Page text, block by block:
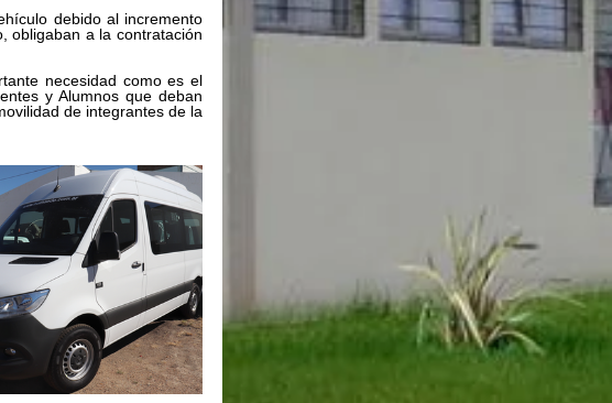
debido al incremento
obligaban a la contratación
necesidad como es el
y Alumnos que deban
de integrantes de la